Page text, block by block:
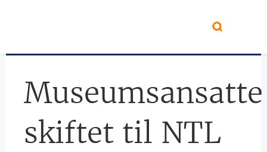
Museumsansatte
skiftet til NTL